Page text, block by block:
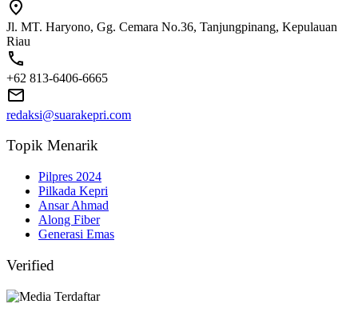
Jl. MT. Haryono, Gg. Cemara No.36, Tanjungpinang, Kepulauan
Riau
+62 813-6406-6665
redaksi@suarakepri.com
Topik Menarik
Pilpres 2024
Pilkada Kepri
Ansar Ahmad
Along Fiber
Generasi Emas
Verified